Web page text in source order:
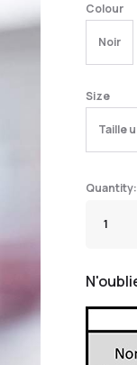
Colour
Noir
Size
Taille